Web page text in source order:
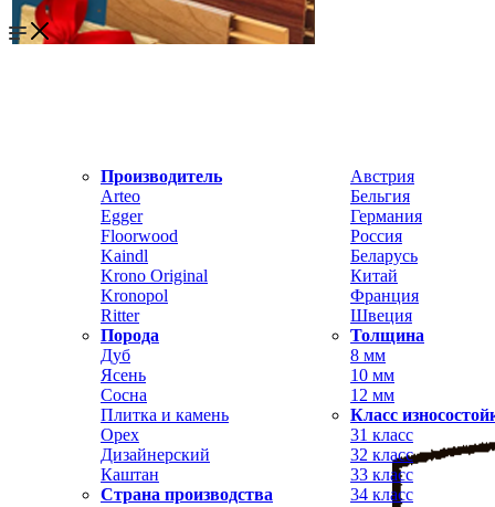
Производитель
Arteo
Egger
Floorwood
Kaindl
Krono Original
Kronopol
Ritter
Порода
Дуб
Ясень
Сосна
Плитка и камень
Орех
Дизайнерский
Каштан
Страна производства
Австрия
Бельгия
Германия
Россия
Беларусь
Китай
Франция
Швеция
Толщина
8 мм
10 мм
12 мм
Класс
31 класс
32 класс
33 класс
34 класс